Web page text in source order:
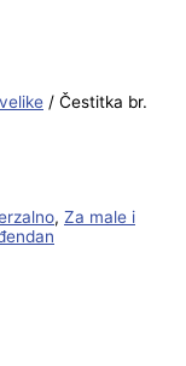
/ Čestitka br.
, Za male i